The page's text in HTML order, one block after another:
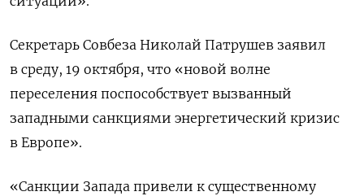
Секретарь Совбеза Николай Патрушев заявил
в среду, 19 октября, что «новой волне
переселения поспособствует вызванный
западными санкциями энергетический кризис
в Европе».
«Санкции Запада привели к существенному